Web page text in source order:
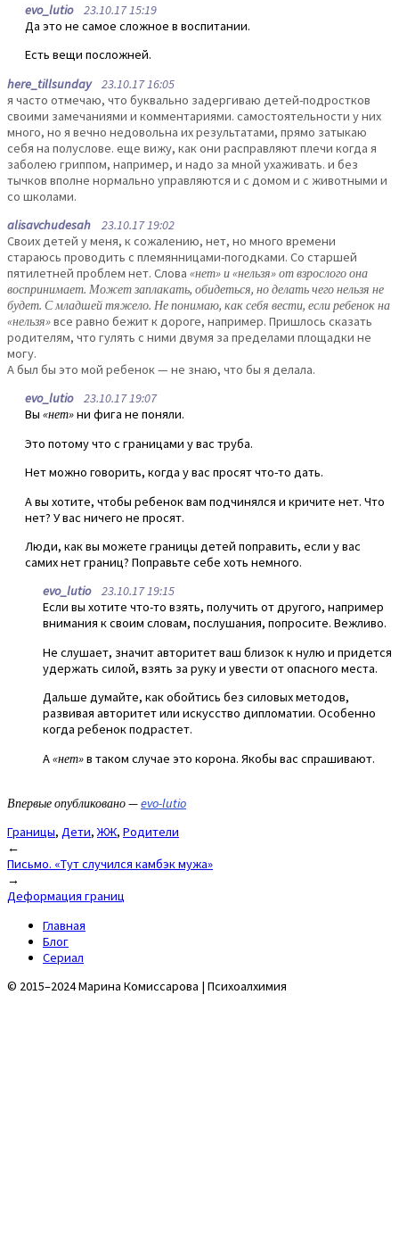
evo_lutio23.10.17 15:19
Да это не самое сложное в воспитании.
Есть вещи посложней.
here_tillsunday23.10.17 16:05
я часто отмечаю, что буквально задергиваю детей-подростков
своими замечаниями и комментариями. самостоятельности у них
много, но я вечно недовольна их результатами, прямо затыкаю
себя на полуслове. еще вижу, как они расправляют плечи когда я
заболею гриппом, например, и надо за мной ухаживать. и без
тычков вполне нормально управляются и с домом и с животными и
со школами.
alisavchudesah 23.10.17 19:02
Своих детей у меня, к сожалению, нет, но много времени
стараюсь проводить с племянницами-погодками. Со старшей
пятилетней проблем нет. Слова «нет» и «нельзя» от взрослого она
воспринимает. Может заплакать, обидеться, но делать чего нельзя не
будет. С младшей тяжело. Не понимаю, как себя вести, если ребенок на
«нельзя»все равно бежит к дороге, например. Пришлось сказать
родителям, что гулять с ними двумя за пределами площадки не
могу.
А был бы это мой ребенок — не знаю, что бы я делала.
evo_lutio23.10.17 19:07
Вы «нет»ни фига не поняли.
Это потому что с границами у вас труба.
Нет можно говорить, когда у вас просят что-то дать.
А вы хотите, чтобы ребенок вам подчинялся и кричите нет. Что
нет? У вас ничего не просят.
Люди, как вы можете границы детей поправить, если у вас
самих нет границ? Поправьте себе хоть немного.
evo_lutio23.10.17 19:15
Если вы хотите что-то взять, получить от другого, например
внимания к своим словам, послушания, попросите. Вежливо.
Не слушает, значит авторитет ваш близок к нулю и придется
удержать силой, взять за руку и увести от опасного места.
Дальше думайте, как обойтись без силовых методов,
развивая авторитет или искусство дипломатии. Особенно
когда ребенок подрастет.
А«нет»в таком случае это корона. Якобы вас спрашивают.
Впервые опубликовано —evo-lutio
Границы, Дети,ЖЖ, Родители
Post
navigation
←
Письмо. «Тут случился камбэк мужа»
→
Деформация границ
Главная
Блог
Сериал
© 2015–2024 Марина Комиссарова | Психоалхимия